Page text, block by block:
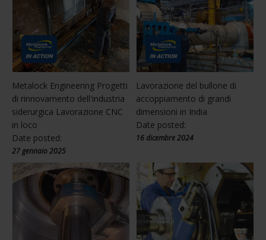
Metalock Engineering Progetti
di rinnovamento dell'industria
siderurgica Lavorazione CNC
in loco
Date posted:
27 gennaio 2025
Lavorazione del bullone di
accoppiamento di grandi
dimensioni in India
Date posted:
16 dicembre 2024